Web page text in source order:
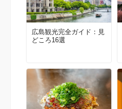
広島観光完全ガイド：見
どころ16選